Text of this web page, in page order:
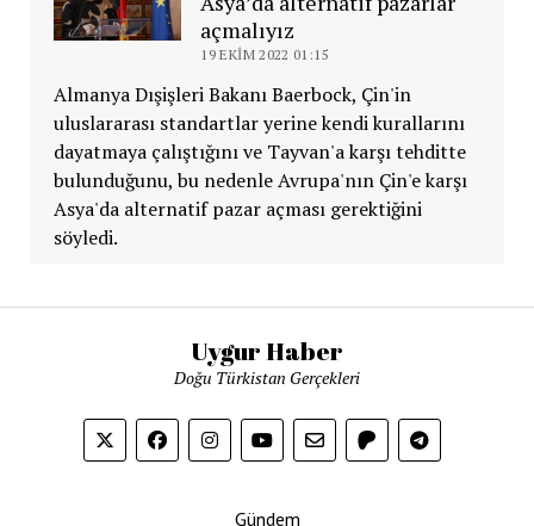
açmalıyız
19 EKIM 2022 01:15
Almanya Dışişleri Bakanı Baerbock, Çin'in
uluslararası standartlar yerine kendi kurallarını
dayatmaya çalıştığını ve Tayvan'a karşı tehditte
bulunduğunu, bu nedenle Avrupa'nın Çin'e karşı
Asya'da alternatif pazar açması gerektiğini
söyledi.
Uygur Haber
Doğu Türkistan Gerçekleri
Gündem